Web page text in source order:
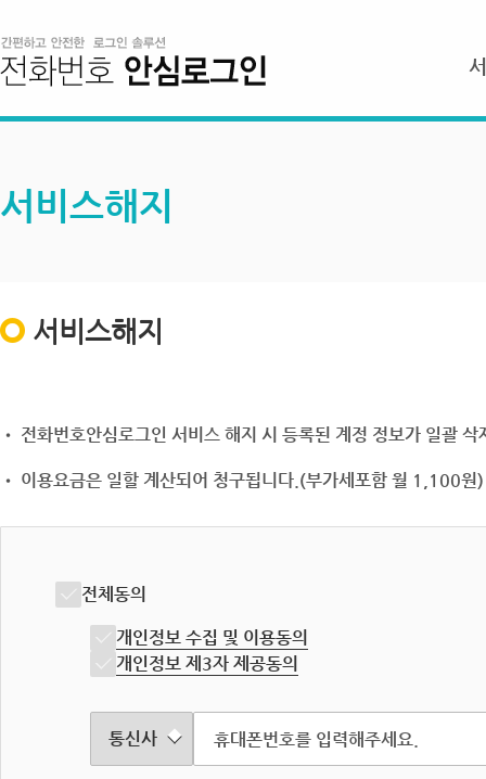
서비스해지
서비스해지
• 전화번호안심로그인 서비스 해지 시 등록된 계정 정보가 일괄
• 이용요금은 일할 계산되어 청구됩니다.(부가세포함 월 1,100원)
전체동의
개인정보 수집 및 이용동의
개인정보 제3자 제공동의